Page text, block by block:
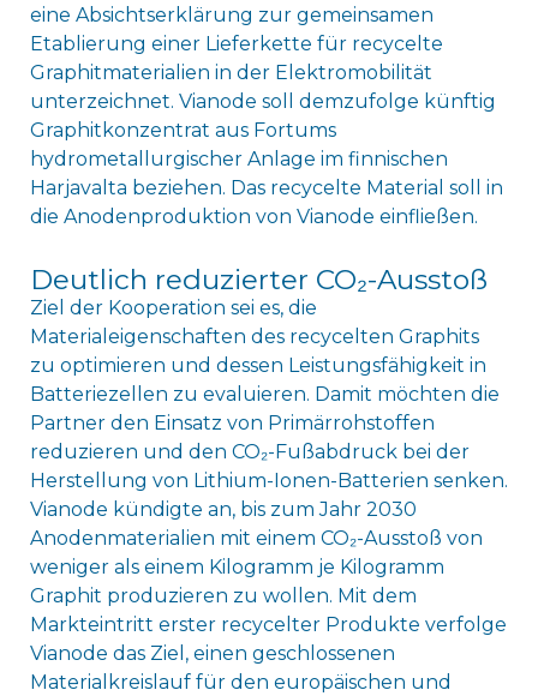
eine Absichtserklärung zur gemeinsamen
Etablierung einer Lieferkette für recycelte
Graphitmaterialien in der Elektromobilität
unterzeichnet. Vianode soll demzufolge künftig
Graphitkonzentrat aus Fortums
hydrometallurgischer Anlage im finnischen
Harjavalta beziehen. Das recycelte Material soll in
die Anodenproduktion von Vianode einfließen.
Deutlich reduzierter CO₂-Ausstoß
Ziel der Kooperation sei es, die
Materialeigenschaften des recycelten Graphits
zu optimieren und dessen Leistungsfähigkeit in
Batteriezellen zu evaluieren. Damit möchten die
Partner den Einsatz von Primärrohstoffen
reduzieren und den CO₂-Fußabdruck bei der
Herstellung von Lithium-Ionen-Batterien senken.
Vianode kündigte an, bis zum Jahr 2030
Anodenmaterialien mit einem CO₂-Ausstoß von
weniger als einem Kilogramm je Kilogramm
Graphit produzieren zu wollen. Mit dem
Markteintritt erster recycelter Produkte verfolge
Vianode das Ziel, einen geschlossenen
Materialkreislauf für den europäischen und